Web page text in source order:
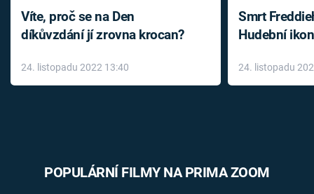
Víte, proč se na Den
díkůvzdání jí zrovna krocan?
24. listopadu 2022 13:40
Smrt
Hudební
léky
24. listopadu
POPULÁRNÍ FILMY NA PRIMA ZOOM